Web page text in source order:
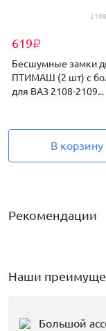
619₽
Бесшумные замки
ПТИМАШ (2 шт) с
для ВАЗ 2108-2109...
В корзину
Рекомендации
Наши
Большой